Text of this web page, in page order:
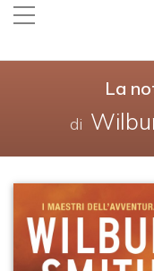
contenuti.
|
La
di